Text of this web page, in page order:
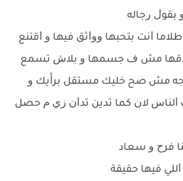
ﺑﻘﻮﻝ ﺭﺟﺎﻟﻪ
ﺍﻧﺖ ﺑﺘﺤﺒﻬﺎ ﻭﻭﺍﺛﻖ ﻓﻴﻬﺎ ﻭ ﺍﻗﺘﻨﻊ
ﻣﺶ ﻑ ﺟﺴﻤﻬﺎ ﻭ ﺑﻼﺵ ﺗﺴﻤﻊ
ﻣﺶ ﺻﺢ ﺧﻠﻴﻚ ﻣﺴﺘﻘﻞ ﺑﺮﺃﻳﻚ ﻭ
ﺍﻟﻨﺎﺱ ﻻﻥ ﻛﻤﺎ ﺗﺪﻳﻦ ﺗﺪﺍﻥ ﺯﻱ ﻡ ﺣﺼﻞ
ﻓﺮﺡ ﻭ ﺳﻌﺎﺩ
ﻓﻴﻬﺎ حقيقة